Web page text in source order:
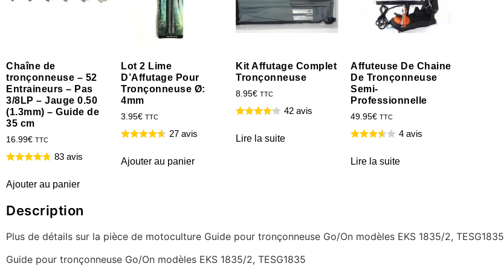
Chaîne de
tronçonneuse – 52
Entraineurs – Pas
3/8LP – Jauge 0.50
(1.3mm) – Guide de
35 cm
16.99€ TTC
83 avis
Ajouter au panier
Lot 2 Lime
D’Affutage Pour
Tronçonneuse Ø:
4mm
3.95€ TTC
27 avis
Ajouter au panier
Kit Affutage Complet
Tronçonneuse
8.95€ TTC
42 avis
Lire la suite
Affuteuse De Chaine
De Tronçonneuse
Semi-
Professionnelle
49.95€ TTC
4 avis
Lire la suite
Description
Plus de détails sur la pièce de motoculture Guide pour tronçonneuse Go/On modèles EKS 1835/2, TESG1835
Guide pour tronçonneuse Go/On modèles EKS 1835/2, TESG1835